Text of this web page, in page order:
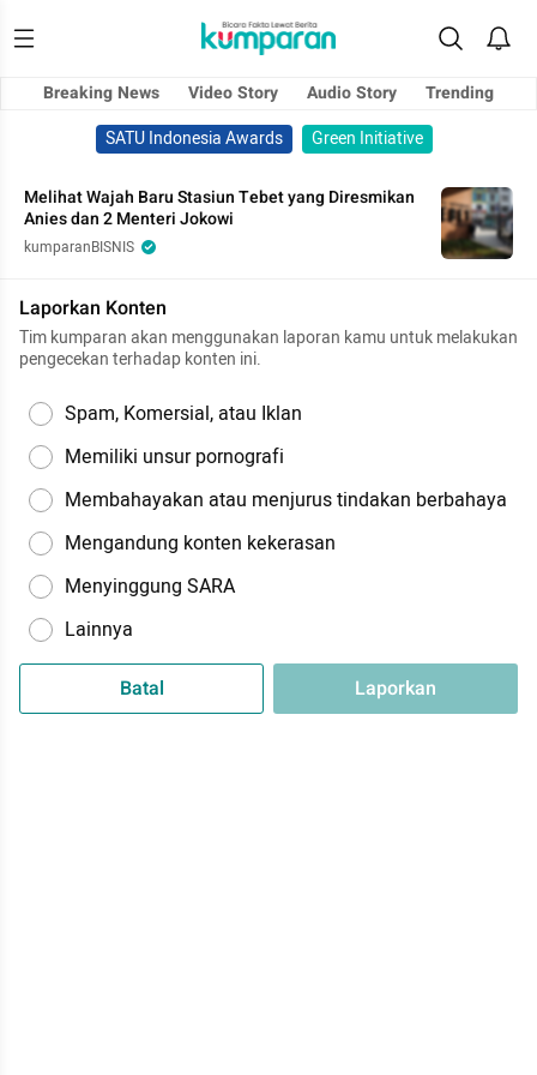
Breaking News Video Story Audio Story
Trending
SATU Indonesia Awards
Green Initiative
Melihat Wajah Baru Stasiun Tebet yang Diresmikan
Anies dan 2 Menteri Jokowi
kumparanBISNIS
Laporkan Konten
Tim kumparan akan menggunakan laporan kamu untuk melakukan
pengecekan terhadap konten ini.
Spam, Komersial, atau Iklan
Memiliki unsur pornografi
Membahayakan atau menjurus tindakan berbahaya
Mengandung konten kekerasan
Menyinggung SARA
Lainnya
Batal Laporkan